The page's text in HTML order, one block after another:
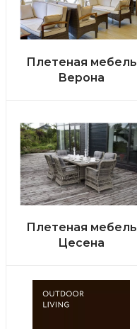
Плетеная мебель
Верона
Плетеная мебель
Цесена